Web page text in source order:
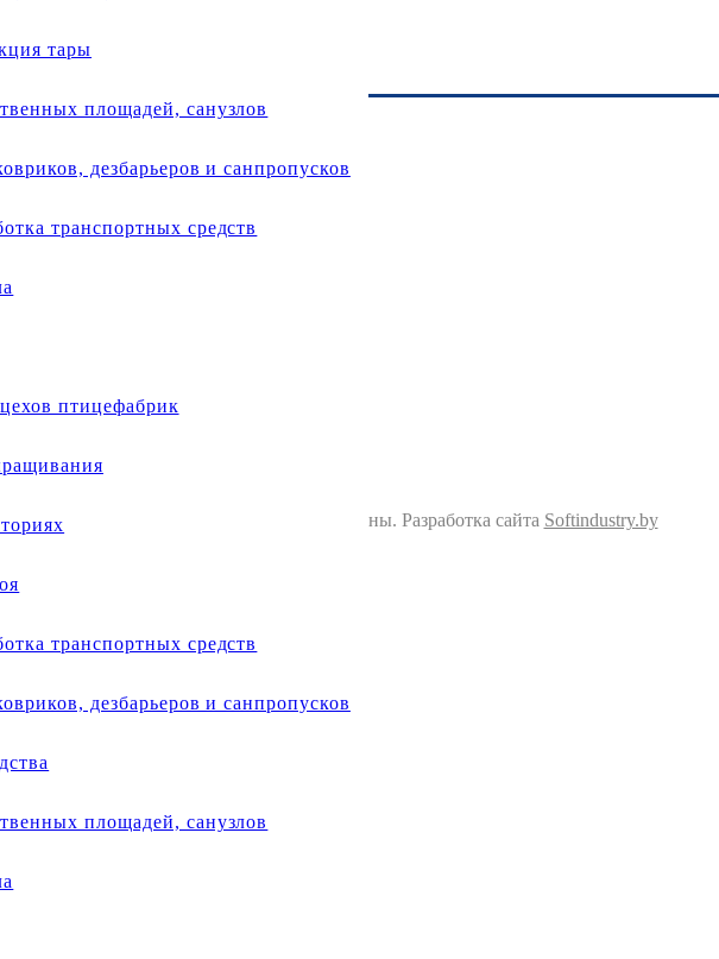
тары
площадей, санузлов
дезбарьеров и санпропусков
транспортных средств
птицефабрик
транспортных средств
дезбарьеров и санпропусков
площадей, санузлов
©2022 Все права защищены. Разработка сайта Softindustry.by